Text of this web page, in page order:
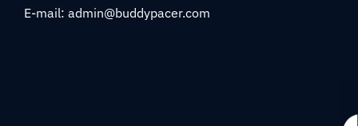
E-mail: admin@buddypacer.com